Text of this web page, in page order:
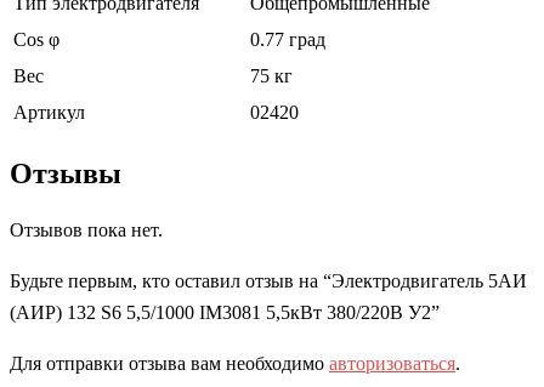
Cos φ
0.77 град
Вес
75 кг
Артикул
02420
Отзывы
Отзывов пока нет.
Будьте первым, кто оставил отзыв на “Электродвигатель 5АИ
(АИР) 132 S6 5,5/1000 IM3081 5,5кВт 380/220В У2”
Для отправки отзыва вам необходимо авторизоваться.